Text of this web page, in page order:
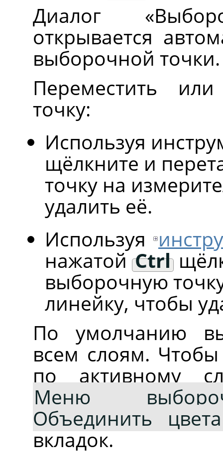
Диалог «
открывается
выборочной точки.
Переместить
точку:
Используя
щёлкните и
точку на
удалить её.
Используя
нажатой Ctrl
выборочную
линейку, чтобы
По умолчанию
всем слоям. Чтобы
по активному
Меню
Объединить
вкладок.